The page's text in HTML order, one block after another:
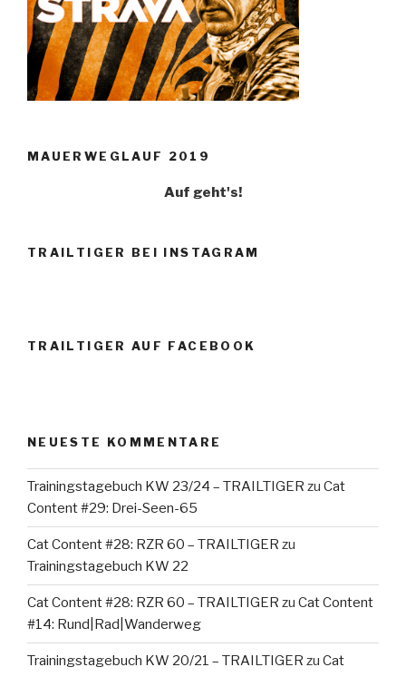
MAUERWEGLAUF 2019
Auf geht's!
TRAILTIGER BEI INSTAGRAM
TRAILTIGER AUF FACEBOOK
NEUESTE KOMMENTARE
Trainingstagebuch KW 23/24 – TRAILTIGER zu Cat
Content #29: Drei-Seen-65
Cat Content #28: RZR 60 – TRAILTIGER zu
Trainingstagebuch KW 22
Cat Content #28: RZR 60 – TRAILTIGER zu Cat Content
#14: Rund|Rad|Wanderweg
Trainingstagebuch KW 20/21 – TRAILTIGER zu Cat